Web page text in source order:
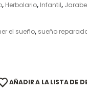
, Herbolario, Infantil,
el sueño, sueño
AÑADIR A LA LISTA DE